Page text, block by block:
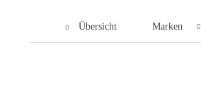
Übersicht Marken